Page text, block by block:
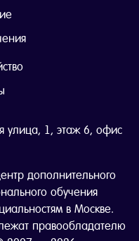
улица, 1, этаж 6, офис
дополнительного
обучения
в Москве.
правообладателю